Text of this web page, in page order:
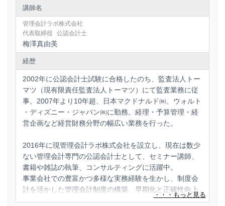
講師名
管理会計ラボ株式会社
代表取締役
公認会計士
梅澤真由美
経歴
2002年に公認会計士試験に合格したのち、監査法人トー
マツ（現有限責任監査法人トーマツ）にて監査業務に従
事。2007年より10年超、日本マクドナルド㈱、ウォルト
・ディズニー・ジャパン㈱に勤務。経理・予算管理・経
営企画など経営財務分野の幅広い業務を行った。
2016年に現管理会計ラボ株式会社を設立し、現在は数少
ない管理会計専門の公認会計士として、セミナー講師、
書籍や雑誌の執筆、コンサルティングに活躍中。
事業会社での豊富かつ多様な実務経験を生かし、制度会
計を活かした管理会計制度の構築、早期化と正確性向上
を同時に達成する経理の業務改善といった「実務家会計